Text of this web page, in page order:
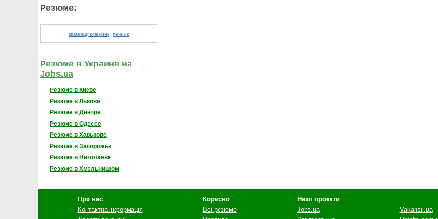
Резюме:
каменщик-печник печник
Резюме в Украине на
Jobs.ua
Резюме в Киеве
Резюме в Львове
Резюме в Днепре
Резюме в Одессе
Резюме в Харькове
Резюме в Запорожье
Резюме в Николаеве
Резюме в Хмельницком
Про нас
Контактна інформація
Корисно
Всі резюме
Наші проекти
Jobs.ua
Vakansii.ua